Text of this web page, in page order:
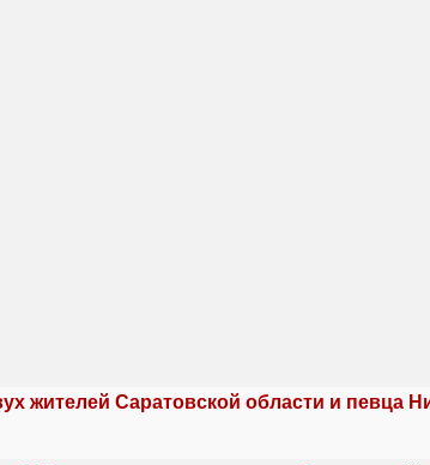
жителей Саратовской области и певца